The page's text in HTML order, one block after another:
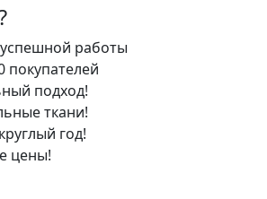
работы
покупателей
подход!
ткани!
год!
цены!